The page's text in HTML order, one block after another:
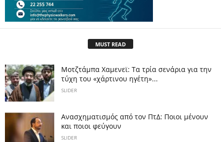
MUST READ
Μοτζτάμπα Χαμενεϊ: Τα τρία σενάρια για την
τύχη του «χάρτινου ηγέτη»...
SLIDER
Ανασχηματισμός από τον ΠτΔ: Ποιοι μένουν
και ποιοι φεύγουν
SLIDER